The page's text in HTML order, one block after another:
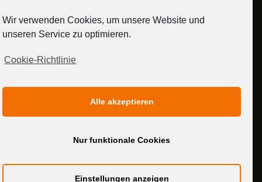
MEDIADATEN
Wir verwenden Cookies, um unsere Website und
unseren Service zu optimieren.
Cookie-Richtlinie
Alle akzeptieren
Nur funktionale Cookies
Einstellungen anzeigen